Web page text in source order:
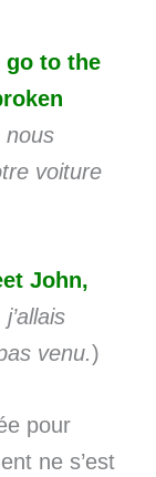
go to the
nous
voiture
John,
venu.)
pour
ne s’est